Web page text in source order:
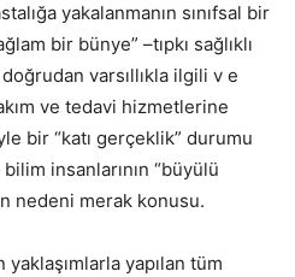
yakalanmanın sınıfsal bir
bir bünye” –tıpkı sağlıklı
varsıllıkla ilgili v e
ve tedavi hizmetlerine
bir “katı gerçeklik” durumu
insanlarının “büyülü
nedeni merak konusu.
yapılan tüm